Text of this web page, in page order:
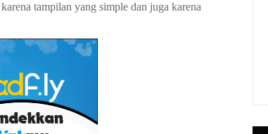
tampilan yang simple dan juga karena